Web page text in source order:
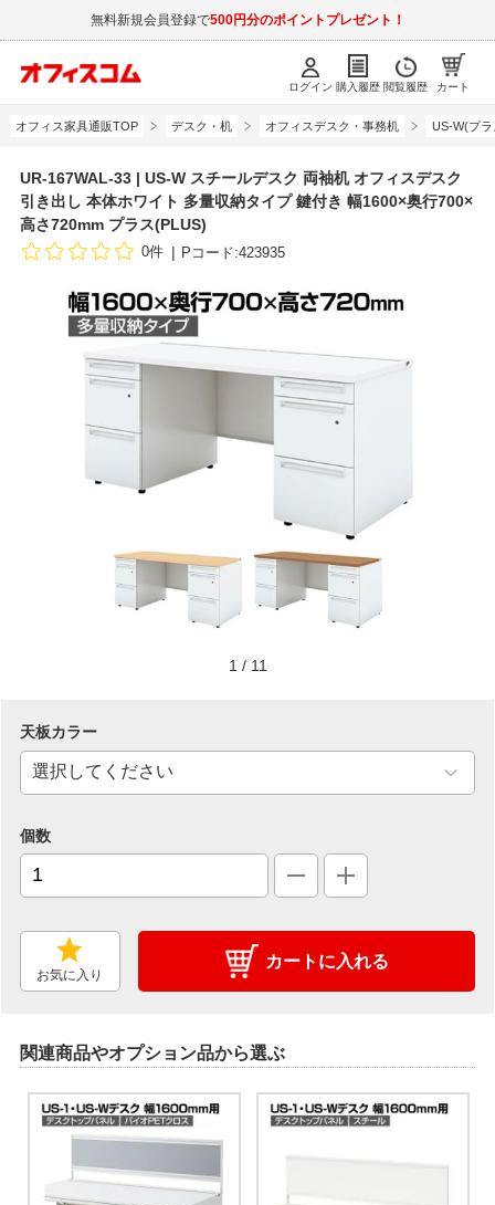
無料新規会員登録で500円分のポイントプレゼント！
ログイン 購入履歴 閲覧履歴 カート
オフィス家具通販TOP デスク・机 オフィスデスク・事務机 US-W(プラ
UR-167WAL-33 | US-W スチールデスク 両袖机 オフィスデスク
引き出し 本体ホワイト 多量収納タイプ 鍵付き 幅1600×奥行700×
高さ720mm プラス(PLUS)
0件 Pコード:423935
1 / 11
天板カラー
個数
お気に入り
カートに入れる
関連商品やオプション品から選ぶ